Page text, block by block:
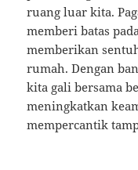
ruang luar kita.
memberi batas
memberikan
rumah. Dengan
kita gali bersama
meningkatkan
mempercantik